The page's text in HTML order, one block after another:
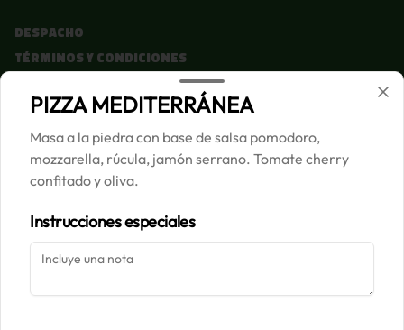
Despacho
Términos y condiciones
Redes sociales
Instagram
Facebook
Mi cuenta
Iniciar sesión
PIZZA MEDITERRÁNEA
Masa a la piedra con base de salsa pomodoro,
mozzarella, rúcula, jamón serrano. Tomate cherry
confitado y oliva.
Instrucciones especiales